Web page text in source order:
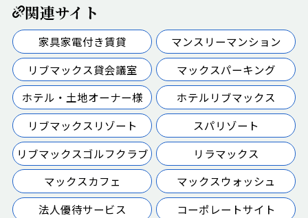
関連サイト
家具家電付き賃貸
マンスリーマンション
リブマックス貸会議室
マックスパーキング
ホテル・土地オーナー様
ホテルリブマックス
リブマックスリゾート
スパリゾート
リブマックスゴルフクラブ
リラマックス
マックスカフェ
マックスウォッシュ
法人優待サービス
コーポレートサイト